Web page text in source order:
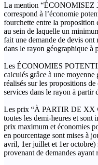
La mention “ÉCONOMISEZ
correspond à l’économie
fourchette entre la proposition
au sein de laquelle un
fait une demande de devis ont
dans le rayon géographique à
Les ÉCONOMIES
calculés grâce à une
réalisés sur les propositions
services dans le rayon à partir
Les prix “À PARTIR DE XX
toutes les demi-heures et sont
prix maximum et économies
en pourcentage sont mises à
avril, 1er juillet et 1er octobre)
provenant de demandes ayant